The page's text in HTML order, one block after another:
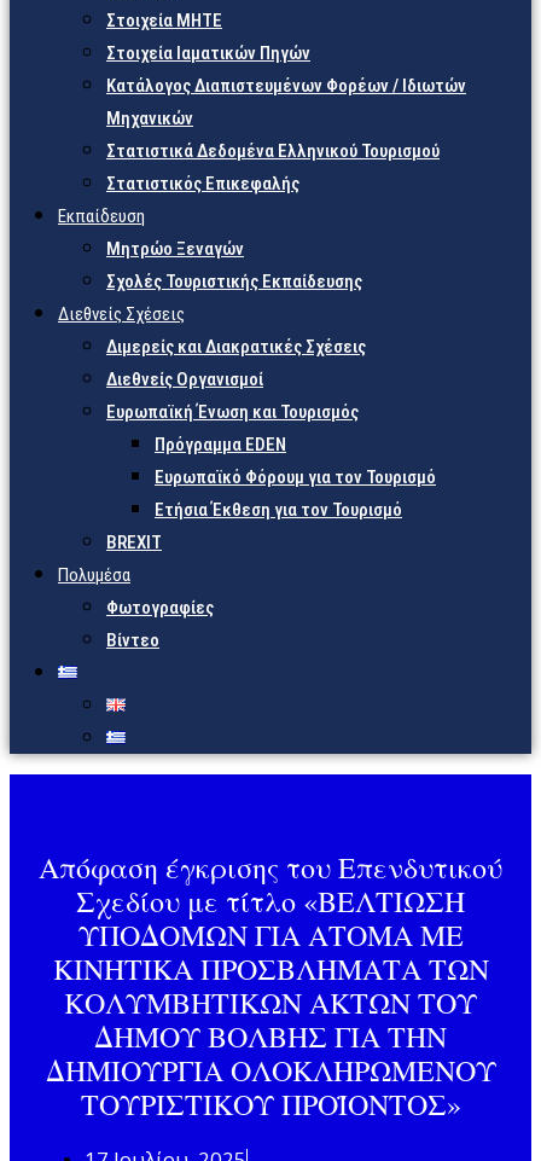
Στοιχεία ΜΗΤΕ
Στοιχεία Ιαματικών Πηγών
Κατάλογος Διαπιστευμένων Φορέων / Ιδιωτών
Μηχανικών
Στατιστικά Δεδομένα Ελληνικού Τουρισμού
Στατιστικός Επικεφαλής
Εκπαίδευση
Μητρώο Ξεναγών
Σχολές Τουριστικής Εκπαίδευσης
Διεθνείς Σχέσεις
Διμερείς και Διακρατικές Σχέσεις
Διεθνείς Οργανισμοί
Ευρωπαϊκή Ένωση και Τουρισμός
Πρόγραμμα EDEN
Ευρωπαϊκό Φόρουμ για τον Τουρισμό
Ετήσια Έκθεση για τον Τουρισμό
BREXIT
Πολυμέσα
Φωτογραφίες
Βίντεο
Απόφαση έγκρισης του Επενδυτικού
Σχεδίου με τίτλο «ΒΕΛΤΙΩΣΗ
ΥΠΟΔΟΜΩΝ ΓΙΑ ΑΤΟΜΑ ΜΕ
ΚΙΝΗΤΙΚΑ ΠΡΟΣΒΛΗΜΑΤΑ ΤΩΝ
ΚΟΛΥΜΒΗΤΙΚΩΝ ΑΚΤΩΝ ΤΟΥ
ΔΗΜΟΥ ΒΟΛΒΗΣ ΓΙΑ ΤΗΝ
ΔΗΜΙΟΥΡΓΙΑ ΟΛΟΚΛΗΡΩΜΕΝΟΥ
ΤΟΥΡΙΣΤΙΚΟΥ ΠΡΟΪΟΝΤΟΣ»